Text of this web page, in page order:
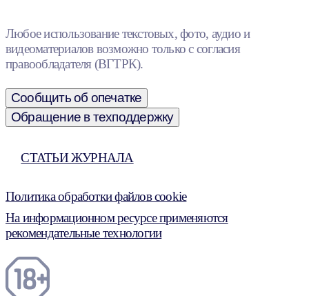
Любое использование текстовых, фото, аудио и
видеоматериалов возможно только с согласия
правообладателя (ВГТРК).
Сообщить об опечатке
Обращение в техподдержку
СТАТЬИ ЖУРНАЛА
Политика обработки файлов cookie
На информационном ресурсе применяются
рекомендательные технологии